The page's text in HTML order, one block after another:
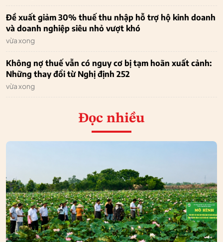
Đề xuất giảm 30% thuế thu nhập hỗ trợ hộ kinh doanh
và doanh nghiệp siêu nhỏ vượt khó
vừa xong
Không nợ thuế vẫn có nguy cơ bị tạm hoãn xuất cảnh:
Những thay đổi từ Nghị định 252
vừa xong
Đọc nhiều